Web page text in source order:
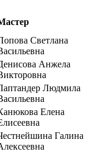
Светлана
Анжела
Людмила
Елена
Галина